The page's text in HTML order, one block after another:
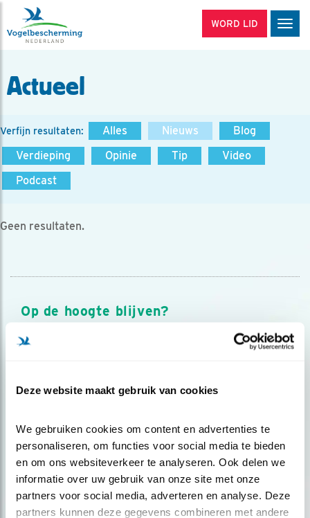
Deze website maakt gebruik van cookies
We gebruiken cookies om content en advertenties te
personaliseren, om functies voor social media te bieden
en om ons websiteverkeer te analyseren. Ook delen we
informatie over uw gebruik van onze site met onze
partners voor social media, adverteren en analyse. Deze
partners kunnen deze gegevens combineren met andere
WORD LID
Actueel
Verfijn resultaten: Alles Nieuws
Blog
Verdieping
Opinie Tip
Video
Podcast
Geen resultaten.
Op de hoogte blijven?
Meld je aan en ontvang nieuws, inspiratie, acties en tips
over vogels en activiteiten van Vogelbescherming.